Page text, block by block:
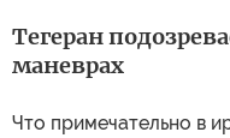
Тегеран
маневрах
Что примечательно в